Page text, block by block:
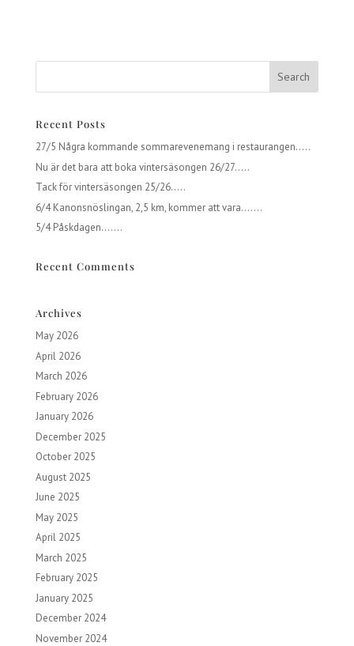
Recent Posts
27/5 Några kommande sommarevenemang i restaurangen…..
Nu är det bara att boka vintersäsongen 26/27…..
Tack för vintersäsongen 25/26…..
6/4 Kanonsnöslingan, 2,5 km, kommer att vara…….
5/4 Påskdagen…….
Recent Comments
Archives
May 2026
April 2026
March 2026
February 2026
January 2026
December 2025
October 2025
August 2025
June 2025
May 2025
April 2025
March 2025
February 2025
January 2025
December 2024
November 2024